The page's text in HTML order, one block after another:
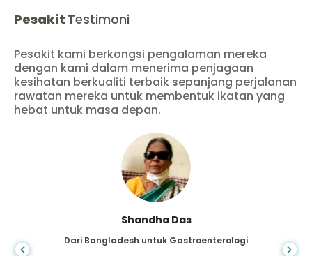
Pesakit Testimoni
Pesakit kami berkongsi pengalaman mereka
dengan kami dalam menerima penjagaan
kesihatan berkualiti terbaik sepanjang perjalanan
rawatan mereka untuk membentuk ikatan yang
hebat untuk masa depan.
Shandha Das
Dari Bangladesh untuk Gastroenterologi